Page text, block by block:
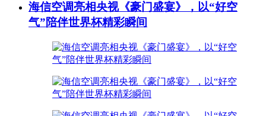
海信空调亮相央视《豪门盛宴》，以“好空
气”陪伴世界杯精彩瞬间